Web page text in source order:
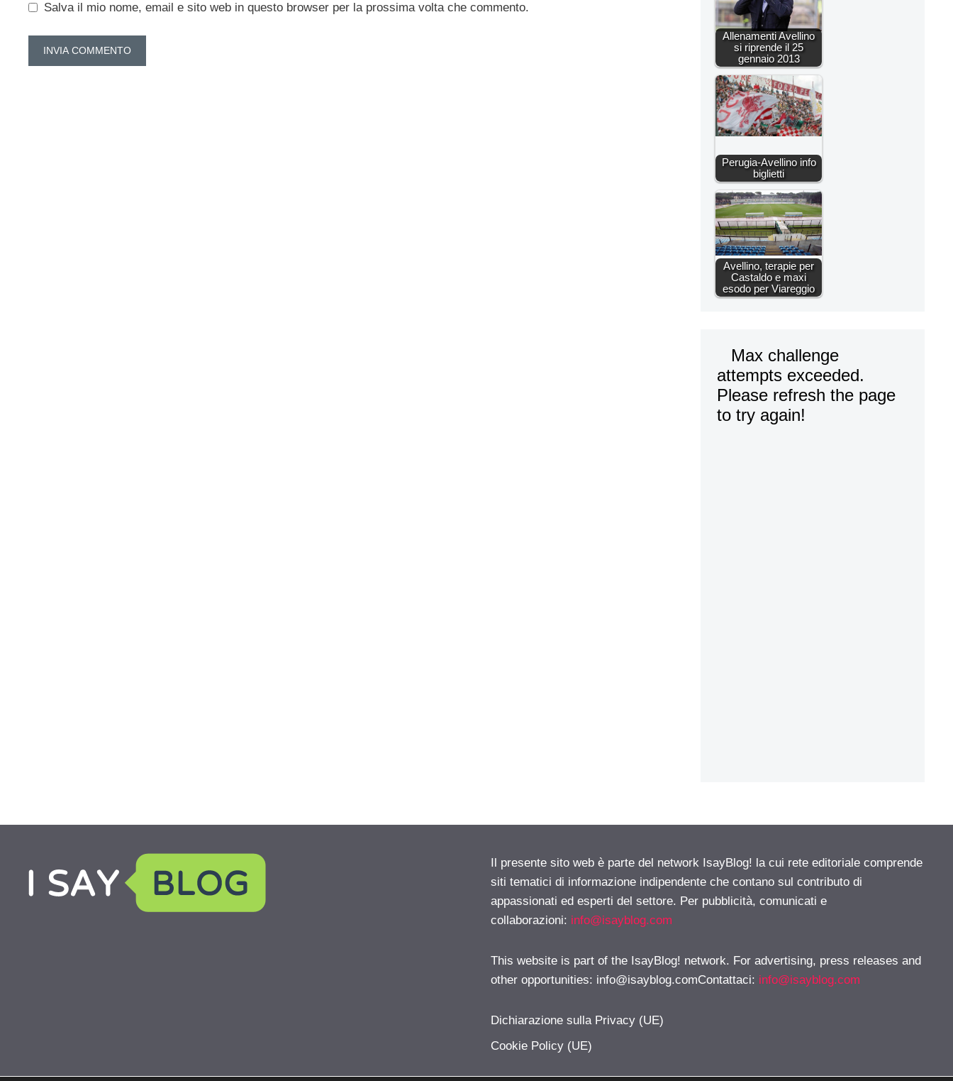
Salva il mio nome, email e sito web in questo browser per la prossima volta che commento.
Allenamenti Avellino
si riprende il 25
gennaio 2013
Perugia-Avellino info
biglietti
Avellino, terapie per
Castaldo e maxi
esodo per Viareggio
Il presente sito web è parte del network IsayBlog! la cui rete editoriale comprende
siti tematici di informazione indipendente che contano sul contributo di
appassionati ed esperti del settore. Per pubblicità, comunicati e
collaborazioni: info@isayblog.com
This website is part of the IsayBlog! network. For advertising, press releases and
other opportunities: info@isayblog.comContattaci: info@isayblog.com
Dichiarazione sulla Privacy (UE)
Cookie Policy (UE)